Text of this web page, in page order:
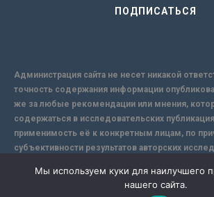
Администрация сайта не несет никакой
точность содержания информации
же за любые рекомендации или мнения,
содержаться в исследовательских
применимость её к конкретным лицам, по
субъективности результатов авторских
надежной защиты информации, Сайт не несет
Мы используем куки для наилучшего
нашего сайта.